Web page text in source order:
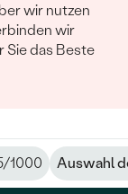
wir nutzen
wir
Sie das Beste
1000 Auswahl